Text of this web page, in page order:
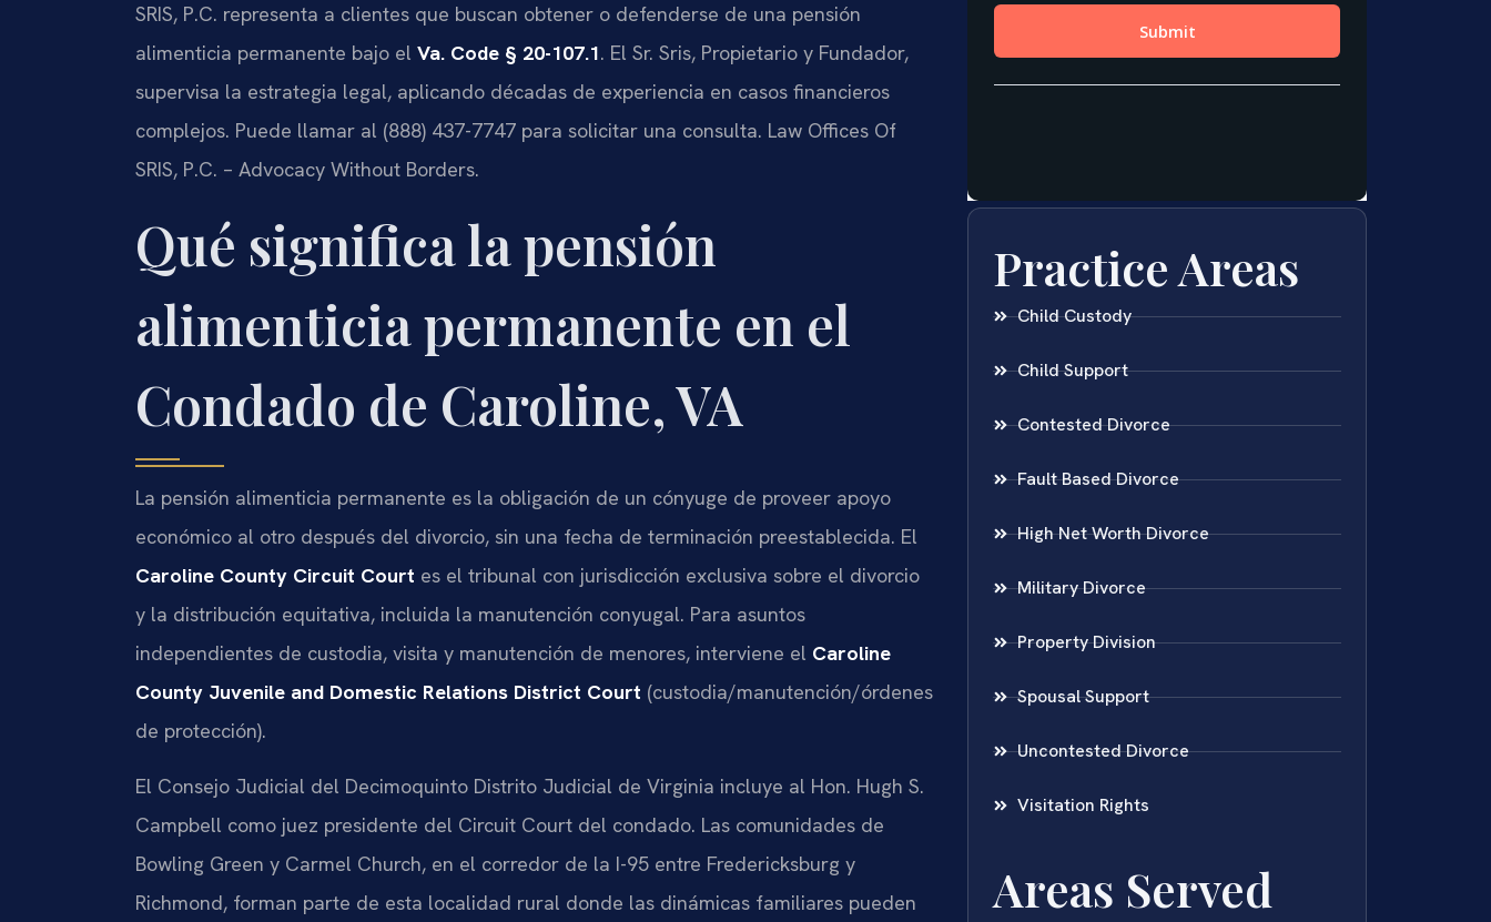
SRIS, P.C. representa a clientes que buscan obtener o defenderse de una pensión
alimenticia permanente bajo el Va. Code § 20-107.1. El Sr. Sris, Propietario y Fundador,
supervisa la estrategia legal, aplicando décadas de experiencia en casos financieros
complejos. Puede llamar al (888) 437-7747 para solicitar una consulta. Law Offices Of
SRIS, P.C. – Advocacy Without Borders.
Qué significa la pensión
alimenticia permanente en el
Condado de Caroline, VA
La pensión alimenticia permanente es la obligación de un cónyuge de proveer apoyo
económico al otro después del divorcio, sin una fecha de terminación preestablecida. El
Caroline County Circuit Court es el tribunal con jurisdicción exclusiva sobre el divorcio
y la distribución equitativa, incluida la manutención conyugal. Para asuntos
independientes de custodia, visita y manutención de menores, interviene el Caroline
County Juvenile and Domestic Relations District Court (custodia/manutención/órdenes
de protección).
El Consejo Judicial del Decimoquinto Distrito Judicial de Virginia incluye al Hon. Hugh S.
Campbell como juez presidente del Circuit Court del condado. Las comunidades de
Bowling Green y Carmel Church, en el corredor de la I-95 entre Fredericksburg y
Richmond, forman parte de esta localidad rural donde las dinámicas familiares pueden
Practice Areas
Child Custody
Child Support
Contested Divorce
Fault Based Divorce
High Net Worth Divorce
Military Divorce
Property Division
Spousal Support
Uncontested Divorce
Visitation Rights
Areas Served